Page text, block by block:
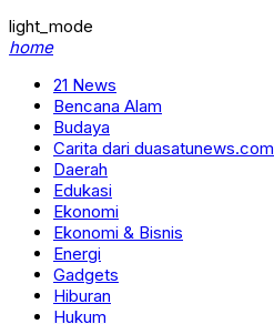
light_mode
home
21 News
Bencana Alam
Budaya
Carita dari duasatunews.com
Daerah
Edukasi
Ekonomi
Ekonomi & Bisnis
Energi
Gadgets
Hiburan
Hukum